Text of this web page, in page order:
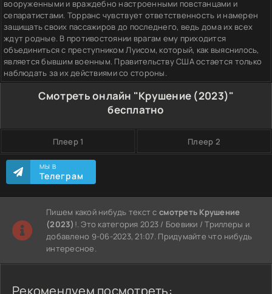
вооруженными и враждебно настроенными повстанцами и
сепаратистами. Торранс чувствует ответственность и намерен
защищать своих пассажиров до последнего, ведь дома их всех
ждут родные. В противостоянии врагам ему приходится
объединиться с преступником Луисом, который, как выяснилось,
является бывшим военным. Правительству США остается только
наблюдать за их действиями со стороны.
Смотреть онлайн "Крушение (2023)"
бесплатно
Плеер 1 Плеер 2
МЫ В
Телеграм
Пишем какой нибудь текст ссмотреть Крушение
(2023) !. Это категория 2023 / Боевики / Триллеры и
добавлено 9-06-2023, 21:07. Придумайте что нибудь
интересное.
Рекомендуем посмотреть: